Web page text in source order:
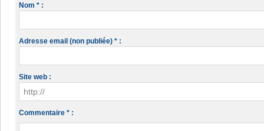
Nom * :
Adresse email (non publiée) * :
Site web :
Commentaire * :